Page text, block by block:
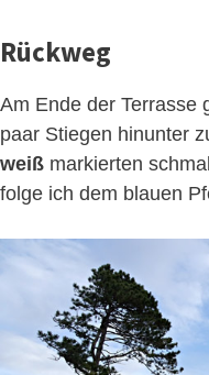
Rückweg
Am Ende der Terrasse
paar Stiegen hinunter
weiß markierten
folge ich dem blauen